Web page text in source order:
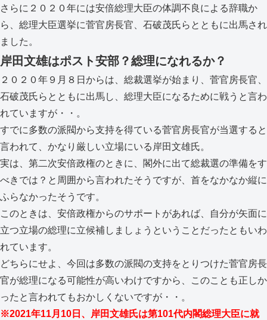
さらに２０２０年には安倍総理大臣の体調不良による辞職か
ら、総理大臣選挙に菅官房長官、石破茂氏らとともに出馬され
ました。
岸田文雄はポスト安部？総理になれるか？
２０２０年９月８日からは、総裁選挙が始まり、菅官房長官、
石破茂氏らとともに出馬し、総理大臣になるために戦うと言わ
れていますが・・。
すでに多数の派閥から支持を得ている菅官房長官が当選すると
言われて、かなり厳しい立場にいる岸田文雄氏。
実は、第二次安倍政権のときに、閣外に出て総裁選の準備をす
べきでは？と周囲から言われたそうですが、首をなかなか縦に
ふらなかったそうです。
このときは、安倍政権からのサポートがあれば、自分が矢面に
立つ立場の総理に立候補しましょうということだったともいわ
れています。
どちらにせよ、今回は多数の派閥の支持をとりつけた菅官房長
官が総理になる可能性が高いわけですから、このことも正しか
ったと言われてもおかしくないですが・・。
※2021年11月10日、岸田文雄氏は第101代内閣総理大臣に就